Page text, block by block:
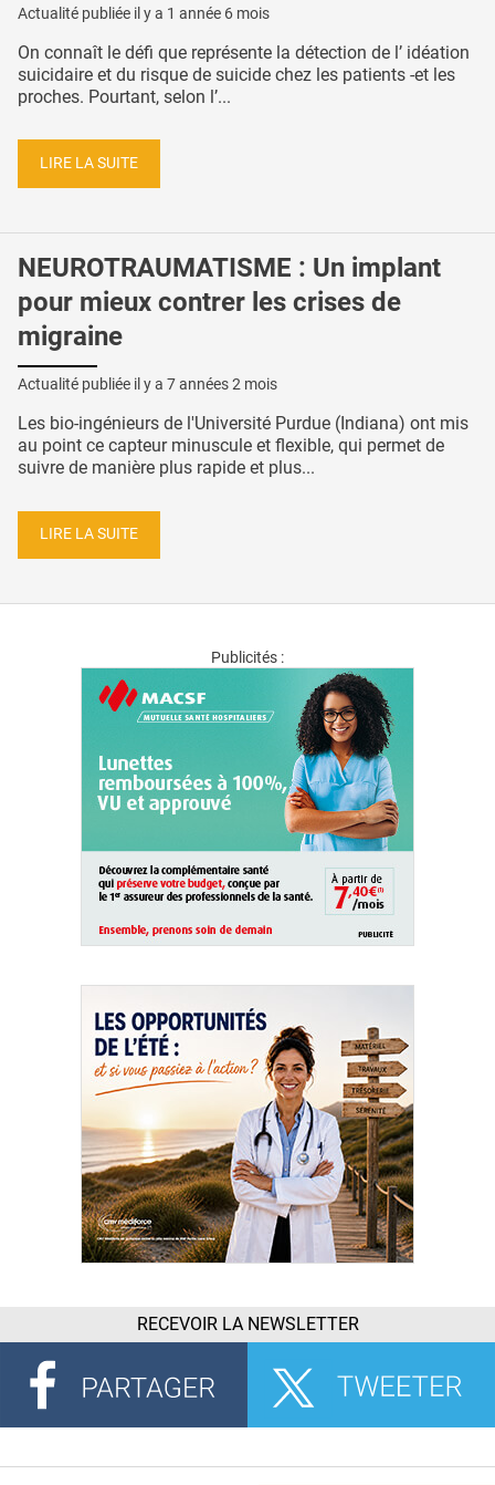
Actualité publiée il y a 1 année 6 mois
On connaît le défi que représente la détection de l’ idéation
suicidaire et du risque de suicide chez les patients -et les
proches. Pourtant, selon l’...
LIRE LA SUITE
NEUROTRAUMATISME : Un implant
pour mieux contrer les crises de
migraine
Actualité publiée il y a 7 années 2 mois
Les bio-ingénieurs de l'Université Purdue (Indiana) ont mis
au point ce capteur minuscule et flexible, qui permet de
suivre de manière plus rapide et plus...
LIRE LA SUITE
Publicités :
RECEVOIR LA NEWSLETTER